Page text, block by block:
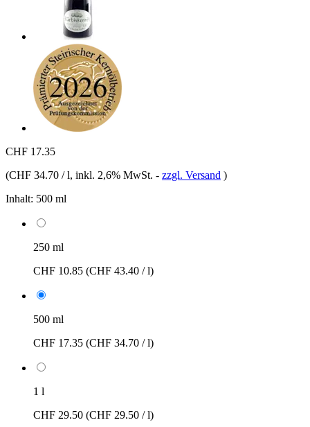
CHF 17.35
(CHF 34.70 / l, inkl. 2,6% MwSt. - zzgl. Versand )
Inhalt: 500 ml
250 ml
CHF 10.85 (CHF 43.40 / l)
500 ml
CHF 17.35 (CHF 34.70 / l)
1 l
CHF 29.50 (CHF 29.50 / l)